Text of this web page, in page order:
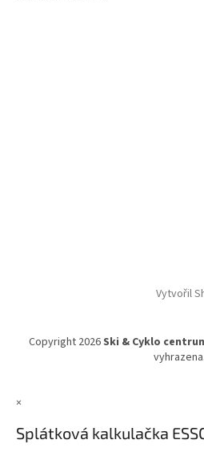
Vytvořil
Copyright 2026Ski & Cyklo
vyhrazena.
×
Splátková kalkulačka